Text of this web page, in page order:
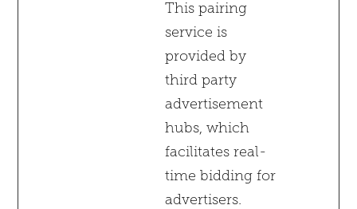
This pairing
service is
provided by
third party
advertisement
hubs, which
facilitates real-
time bidding for
advertisers.